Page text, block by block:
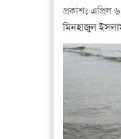
প্রকাশঃ এপ্রিল
মিনহাজুল